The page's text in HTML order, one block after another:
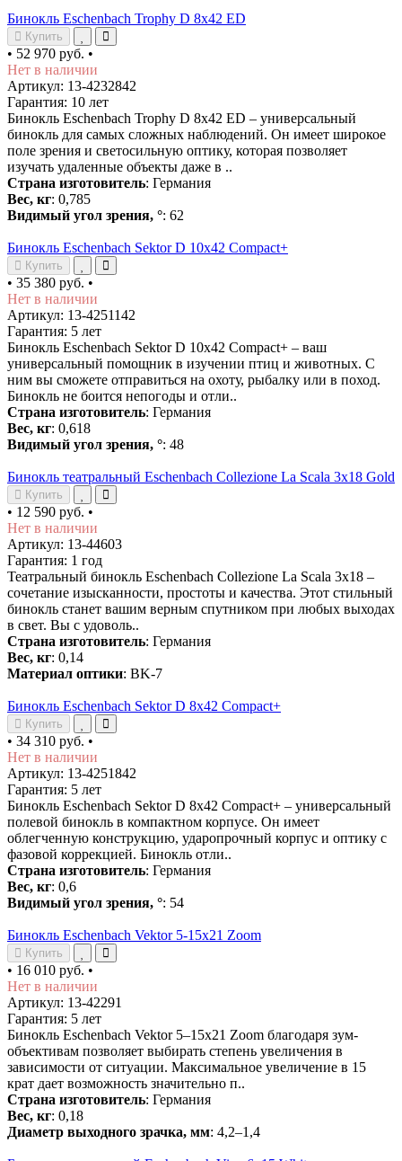
Бинокль Eschenbach Trophy D 8x42 ED
Купить
• 52 970 руб. •
Нет в наличии
Артикул: 13-4232842
Гарантия: 10 лет
Бинокль Eschenbach Trophy D 8x42 ED – универсальный
бинокль для самых сложных наблюдений. Он имеет широкое
поле зрения и светосильную оптику, которая позволяет
изучать удаленные объекты даже в ..
Страна изготовитель: Германия
Вес, кг: 0,785
Видимый угол зрения, °: 62
Бинокль Eschenbach Sektor D 10x42 Compact+
Купить
• 35 380 руб. •
Нет в наличии
Артикул: 13-4251142
Гарантия: 5 лет
Бинокль Eschenbach Sektor D 10x42 Compact+ – ваш
универсальный помощник в изучении птиц и животных. С
ним вы сможете отправиться на охоту, рыбалку или в поход.
Бинокль не боится непогоды и отли..
Страна изготовитель: Германия
Вес, кг: 0,618
Видимый угол зрения, °: 48
Бинокль театральный Eschenbach Collezione La Scala 3x18 Gold
Купить
• 12 590 руб. •
Нет в наличии
Артикул: 13-44603
Гарантия: 1 год
Театральный бинокль Eschenbach Collezione La Scala 3x18 –
сочетание изысканности, простоты и качества. Этот стильный
бинокль станет вашим верным спутником при любых выходах
в свет. Вы с удоволь..
Страна изготовитель: Германия
Вес, кг: 0,14
Материал оптики: BK-7
Бинокль Eschenbach Sektor D 8x42 Compact+
Купить
• 34 310 руб. •
Нет в наличии
Артикул: 13-4251842
Гарантия: 5 лет
Бинокль Eschenbach Sektor D 8x42 Compact+ – универсальный
полевой бинокль в компактном корпусе. Он имеет
облегченную конструкцию, ударопрочный корпус и оптику с
фазовой коррекцией. Бинокль отли..
Страна изготовитель: Германия
Вес, кг: 0,6
Видимый угол зрения, °: 54
Бинокль Eschenbach Vektor 5-15x21 Zoom
Купить
• 16 010 руб. •
Нет в наличии
Артикул: 13-42291
Гарантия: 5 лет
Бинокль Eschenbach Vektor 5–15x21 Zoom благодаря зум-
объективам позволяет выбирать степень увеличения в
зависимости от ситуации. Максимальное увеличение в 15
крат дает возможность значительно п..
Страна изготовитель: Германия
Вес, кг: 0,18
Диаметр выходного зрачка, мм: 4,2–1,4